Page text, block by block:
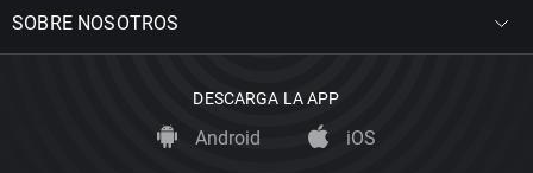
SOBRE NOSOTROS
DESCARGA LA APP
Android iOS